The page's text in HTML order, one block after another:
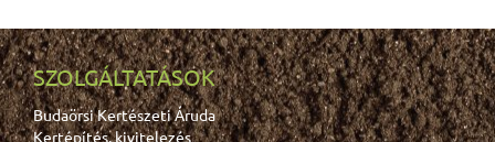
SZOLGÁLTATÁSOK
Budaörsi Kertészeti Áruda
Kertépítés, kivitelezés